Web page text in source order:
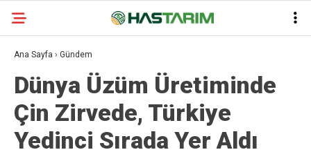
Ana Sayfa › Gündem
Dünya Üzüm Üretiminde
Çin Zirvede, Türkiye
Yedinci Sırada Yer Aldı